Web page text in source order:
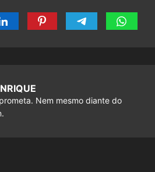
Nem mesmo diante do